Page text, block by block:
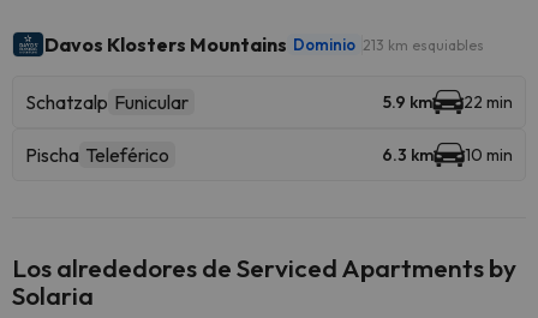
Davos Klosters Mountains Dominio 213 km esquiables
Schatzalp Funicular 5.9 km 22 min
Pischa Teleférico 6.3 km 10 min
Los alrededores de Serviced Apartments by
Solaria